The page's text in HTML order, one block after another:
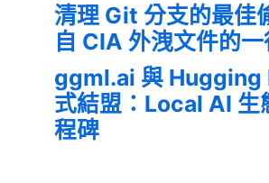
清理 Git 分支的最佳
自 CIA 外洩文件的
ggml.ai 與 Hugging
式結盟：Local AI 生
程碑